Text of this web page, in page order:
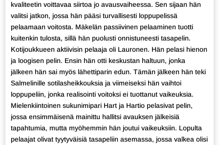
kvaliteetin voittavaa siirtoa jo avausvaiheessa. Sen sijaan hän
valitsi jatkon, jossa hän pääsi turvallisesti loppupelissä
pelaamaan voitosta. Mäkelän passiivinen pelaaminen tuotti
kuitenkin tulosta, sillä hän puolusti onnistuneesti tasapelin.
Kotijoukkueen aktiivisin pelaaja oli Lauronen. Hän pelasi hienon
ja loogisen pelin. Ensin hän otti keskustan haltuun, jonka
jälkeen hän sai myös lähettiparin edun. Tämän jälkeen hän teki
Salmelinille sotilasheikkouksia ja viimeiseksi hän vaihtoi
loppupeliin, jonka realisointi voitoksi ei tuottanut vaikeuksia.
Mielenkiintoinen sukunimipari Hart ja Hartio pelasivat pelin,
jossa ensimmäisenä mainittu hallitsi avauksen jälkeisiä
tapahtumia, mutta myöhemmin hän joutui vaikeuksiin. Lopulta
pelaajat olivat tyytyväisiä tasapeliin asemassa, jossa valkea olisi